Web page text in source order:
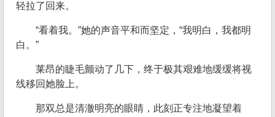
轻拉了回来。
“看着我。”她的声音平和而坚定，“我明白，我都明
白。”
莱昂的睫毛颤动了几下，终于极其艰难地缓缓将视
线移回她脸上。
那双总是清澈明亮的眼睛，此刻正专注地凝望着